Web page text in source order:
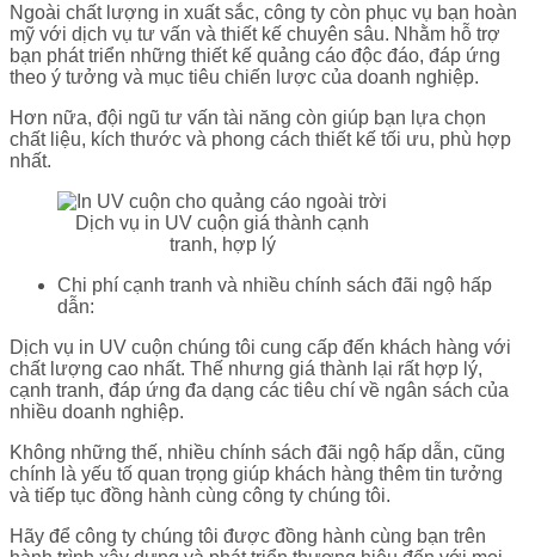
Ngoài chất lượng in xuất sắc, công ty còn phục vụ bạn hoàn
mỹ với dịch vụ tư vấn và thiết kế chuyên sâu. Nhằm hỗ trợ
bạn phát triển những thiết kế quảng cáo độc đáo, đáp ứng
theo ý tưởng và mục tiêu chiến lược của doanh nghiệp.
Hơn nữa, đội ngũ tư vấn tài năng còn giúp bạn lựa chọn
chất liệu, kích thước và phong cách thiết kế tối ưu, phù hợp
nhất.
Dịch vụ in UV cuộn giá thành cạnh
tranh, hợp lý
Chi phí cạnh tranh và nhiều chính sách đãi ngộ hấp
dẫn:
Dịch vụ in UV cuộn chúng tôi cung cấp đến khách hàng với
chất lượng cao nhất. Thế nhưng giá thành lại rất hợp lý,
cạnh tranh, đáp ứng đa dạng các tiêu chí về ngân sách của
nhiều doanh nghiệp.
Không những thế, nhiều chính sách đãi ngộ hấp dẫn, cũng
chính là yếu tố quan trọng giúp khách hàng thêm tin tưởng
và tiếp tục đồng hành cùng công ty chúng tôi.
Hãy để công ty chúng tôi được đồng hành cùng bạn trên